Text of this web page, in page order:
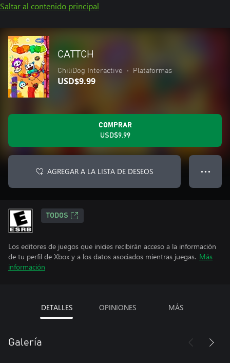
Saltar al contenido principal
CATTCH
ChiliDog Interactive • Plataformas
USD$9.99
COMPRAR
USD$9.99
AGREGAR A LA LISTA DE DESEOS ● ● ●
TODOS
Los editores de juegos que inicies recibirán acceso a la información
de tu perfil de Xbox y a los datos asociados mientras juegas. Más
información
DETALLES OPINIONES MÁS
Galería